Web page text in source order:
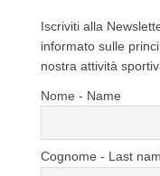
Iscriviti alla
informato sulle
nostra attività
Nome - Name
Cognome - Last